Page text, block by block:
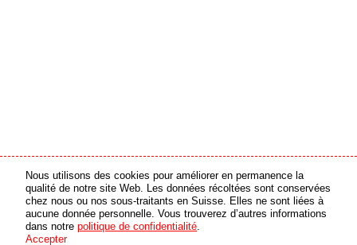
partenaire média
© 2026 swiss made software GmbH, Suisse - tous droits réservés
partenaire en ligne
Nous utilisons des cookies pour améliorer en permanence la
qualité de notre site Web. Les données récoltées sont conservées
chez nous ou nos sous-traitants en Suisse. Elles ne sont liées à
aucune donnée personnelle. Vous trouverez d’autres informations
dans notre politique de confidentialité.
Accepter